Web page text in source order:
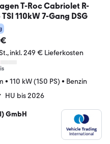
T-Roc Cabriolet R-
TSI 110kW 7-Gang DSG
inkl. 249 € Lieferkosten
• 110 kW (150 PS) • Benzin
HU bis 2026
GmbH